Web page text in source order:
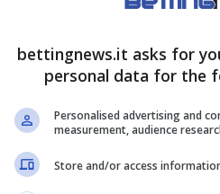
a costruire
che molti conoscono,
e del proprio impatto.
il gioco degli
bettingnews.it asks for
personal data for the
Personalised advertising and
measurement, audience
Store and/or access